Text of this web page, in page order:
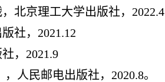
北京理工大学出版社，2022.4
社，2021.12
，2021.9
人民邮电出版社，2020.8。